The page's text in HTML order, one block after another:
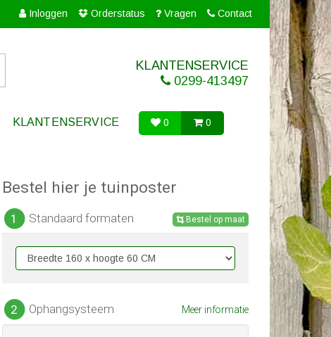
Inloggen Orderstatus Vragen Contact
KLANTENSERVICE
0299-413497
KLANTENSERVICE 0 0
Bestel hier je tuinposter
1 Standaard formaten Bestel op maat
2 Ophangsysteem Meer informatie